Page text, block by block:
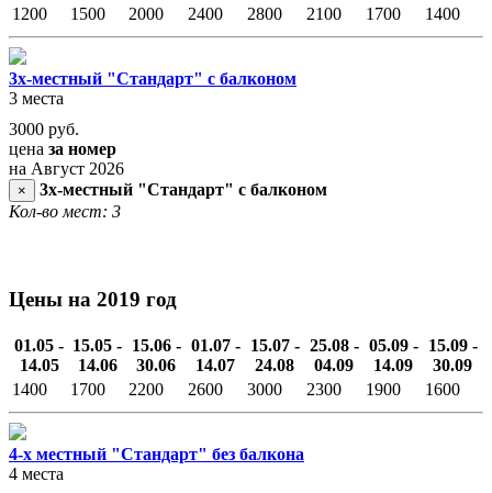
1200
1500 2000 2400 2800 2100 1700 1400
3х-местный "Стандарт" с балконом
3 места
3000 руб.
цена за номер
на Август 2026
×
3х-местный "Стандарт" с балконом
Кол-во мест: 3
Цены на 2019 год
01.05 -
14.05
15.05 -
14.06
15.06 -
30.06
01.07 -
14.07
15.07 -
24.08
25.08 -
04.09
05.09 -
14.09
15.09 -
30.09
1400
1700 2200 2600 3000 2300 1900 1600
4-х местный "Стандарт" без балкона
4 места